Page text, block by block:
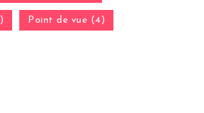
Point de vue (4)